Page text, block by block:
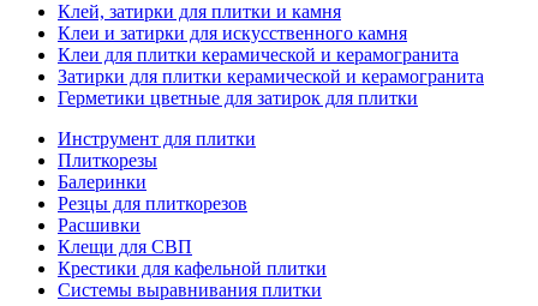
Клей, затирки для плитки и камня
Клеи и затирки для искусственного камня
Клеи для плитки керамической и керамогранита
Затирки для плитки керамической и керамогранита
Герметики цветные для затирок для плитки
Инструмент для плитки
Плиткорезы
Балеринки
Резцы для плиткорезов
Расшивки
Клещи для СВП
Крестики для кафельной плитки
Системы выравнивания плитки